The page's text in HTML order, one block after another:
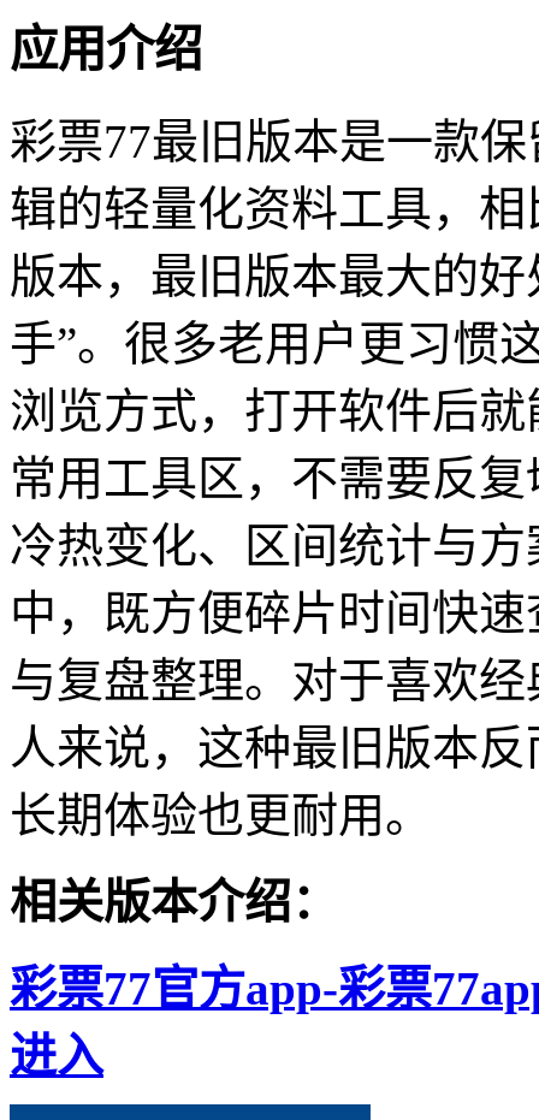
应用介绍
彩票77最旧版本是一款
辑的轻量化资料工具，
版本，最旧版本最大的
手”。很多老用户更习惯
浏览方式，打开软件后
常用工具区，不需要反
冷热变化、区间统计与
中，既方便碎片时间快
与复盘整理。对于喜欢
人来说，这种最旧版本
长期体验也更耐用。
相关版本介绍：
彩票77官方app-彩票
进入